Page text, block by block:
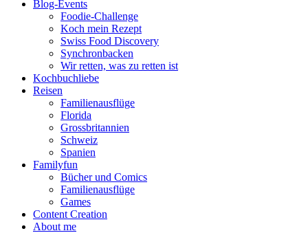
Blog-Events
Foodie-Challenge
Koch mein Rezept
Swiss Food Discovery
Synchronbacken
Wir retten, was zu retten ist
Kochbuchliebe
Reisen
Familienausflüge
Florida
Grossbritannien
Schweiz
Spanien
Familyfun
Bücher und Comics
Familienausflüge
Games
Content Creation
About me